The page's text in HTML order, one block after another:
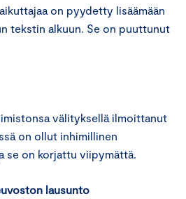
on pyydetty lisäämään
tekstin alkuun. Se on puuttunut
välityksellä ilmoittanut
on ollut inhimillinen
se on korjattu viipymättä.
lausunto